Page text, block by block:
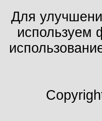
Для
используем